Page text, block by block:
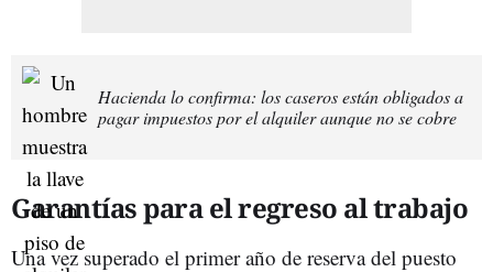
Hacienda lo confirma: los caseros están obligados a
pagar impuestos por el alquiler aunque no se cobre
Garantías para el regreso al trabajo
Una vez superado el primer año de reserva del puesto